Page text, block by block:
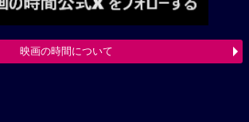
映画の時間について